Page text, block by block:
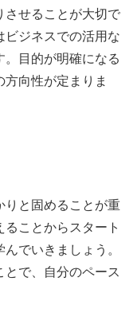
させることが大切で
ビジネスでの活用な
。目的が明確になる
向性が定まりま
りと固めることが重
ことからスタート
でいきましょう。
とで、自分のペース